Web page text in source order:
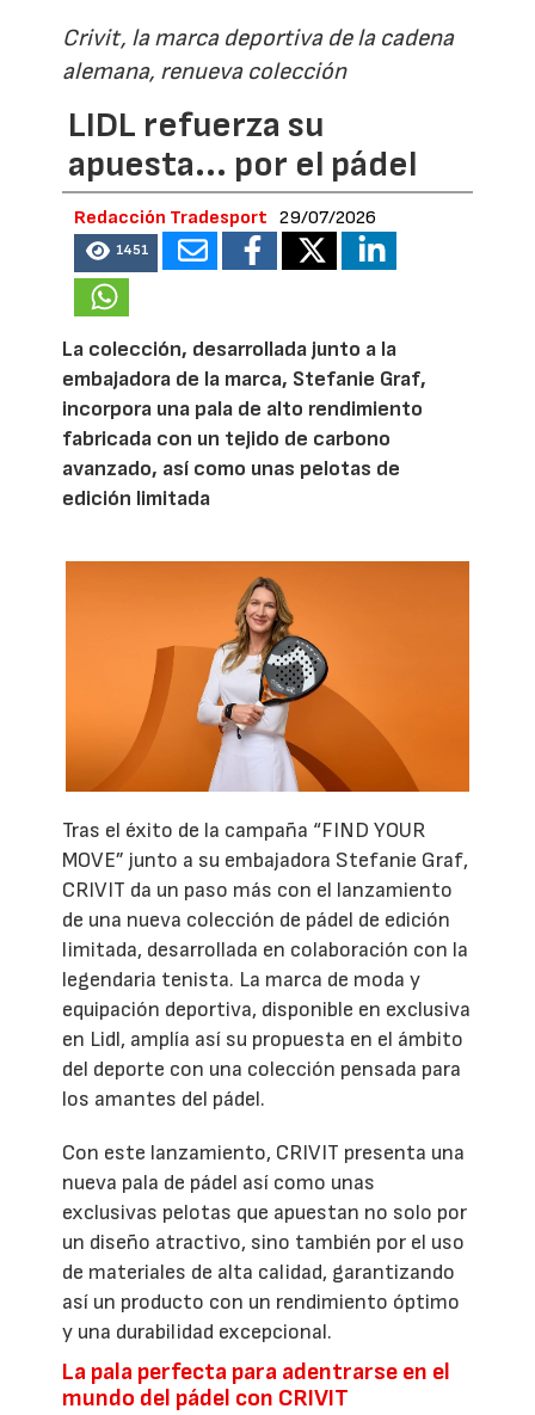
Crivit, la marca deportiva de la cadena
alemana, renueva colección
LIDL refuerza su
apuesta... por el pádel
Redacción Tradesport 29/07/2026
1451
La colección, desarrollada junto a la
embajadora de la marca, Stefanie Graf,
incorpora una pala de alto rendimiento
fabricada con un tejido de carbono
avanzado, así como unas pelotas de
edición limitada
Tras el éxito de la campaña “FIND YOUR
MOVE” junto a su embajadora Stefanie Graf,
CRIVIT da un paso más con el lanzamiento
de una nueva colección de pádel de edición
limitada, desarrollada en colaboración con la
legendaria tenista. La marca de moda y
equipación deportiva, disponible en exclusiva
en Lidl, amplía así su propuesta en el ámbito
del deporte con una colección pensada para
los amantes del pádel.
Con este lanzamiento, CRIVIT presenta una
nueva pala de pádel así como unas
exclusivas pelotas que apuestan no solo por
un diseño atractivo, sino también por el uso
de materiales de alta calidad, garantizando
así un producto con un rendimiento óptimo
y una durabilidad excepcional.
La pala perfecta para adentrarse en el
mundo del pádel con CRIVIT